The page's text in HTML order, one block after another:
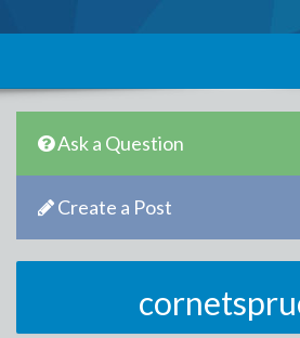
Ask a Question
Create a Post